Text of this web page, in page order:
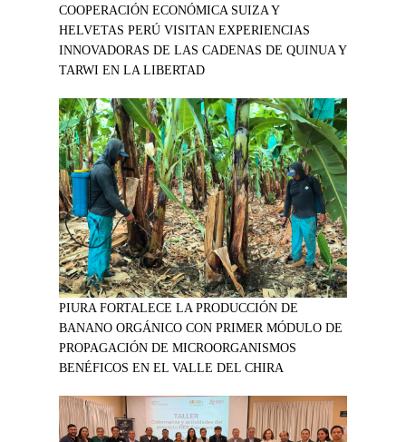
COOPERACIÓN ECONÓMICA SUIZA Y
HELVETAS PERÚ VISITAN EXPERIENCIAS
INNOVADORAS DE LAS CADENAS DE QUINUA Y
TARWI EN LA LIBERTAD
PIURA FORTALECE LA PRODUCCIÓN DE
BANANO ORGÁNICO CON PRIMER MÓDULO DE
PROPAGACIÓN DE MICROORGANISMOS
BENÉFICOS EN EL VALLE DEL CHIRA